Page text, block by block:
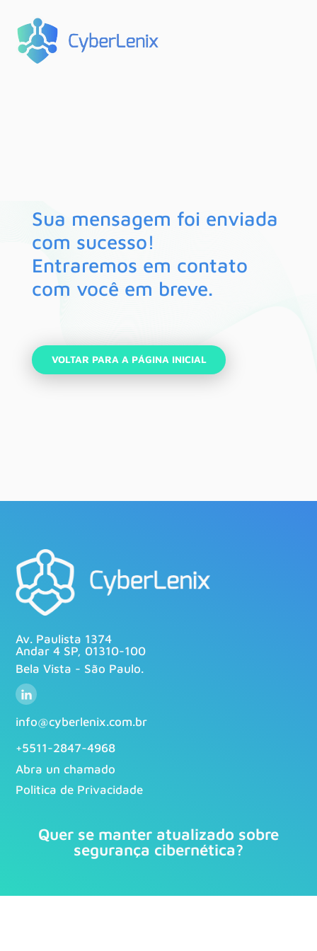
Sua mensagem foi enviada
com sucesso!
Entraremos em contato
com você em breve.
VOLTAR PARA A PÁGINA INICIAL
Av. Paulista 1374
Andar 4 SP, 01310-100
Bela Vista - São Paulo.
info@cyberlenix.com.br
+5511-2847-4968
Abra un chamado
Politica de Privacidade
Quer se manter atualizado sobre
segurança cibernética?